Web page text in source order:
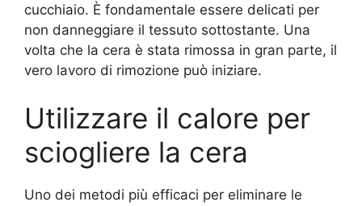
cucchiaio. È fondamentale essere delicati per
non danneggiare il tessuto sottostante. Una
volta che la cera è stata rimossa in gran parte, il
vero lavoro di rimozione può iniziare.
Utilizzare il calore per
sciogliere la cera
Uno dei metodi più efficaci per eliminare le